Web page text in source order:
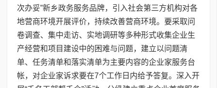
次办妥”新乡政务服务品牌，引入社会第三方机构对各
地营商环境开展评价，持续改善营商环境。要采取问
卷调查、集中走访、实地调研等多种形式收集企业生
产经营和项目建设中的困难与问题，建立以问题清
单、任务清单和落实清单为主要内容的企业家服务台
帐，对企业家诉求要在7个工作日内给予答复。深入开